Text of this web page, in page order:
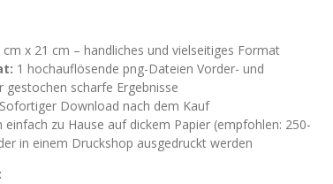
cm x 21 cm – handliches und vielseitiges Format
1 hochauflösende png-Dateien Vorder- und
gestochen scharfe Ergebnisse
Sofortiger Download nach dem Kauf
einfach zu Hause auf dickem Papier (empfohlen: 250-
in einem Druckshop ausgedruckt werden